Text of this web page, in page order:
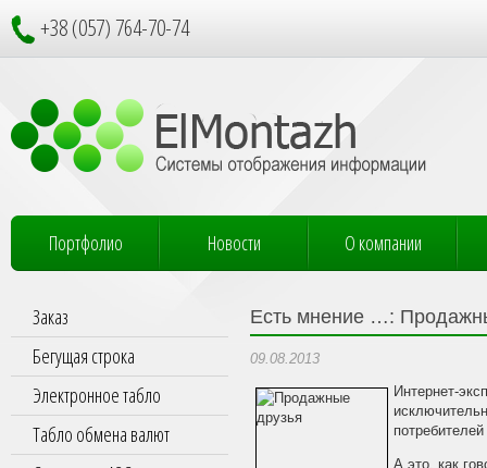
+38 (057) 764-70-74
Портфолио Новости О компании
Заказ
Бегущая строка
Электронное табло
Табло обмена валют
Есть мнение …:
09.08.2013
Интернет-
А это, как